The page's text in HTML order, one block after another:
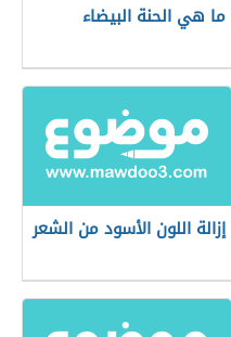
ما هي الحنة البيضاء
إزالة اللون الأسود من الشعر